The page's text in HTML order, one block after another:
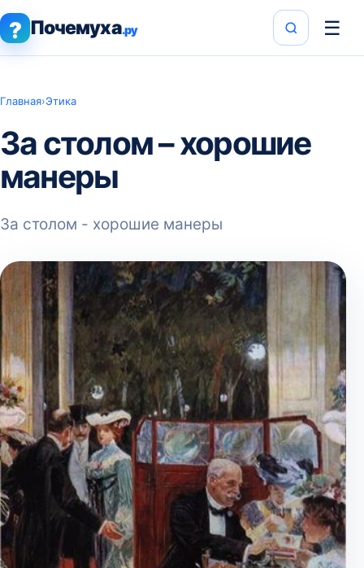
? Почемуха.ру ☰
Главная›Этика
За столом – хорошие
манеры
За столом - хорошие манеры